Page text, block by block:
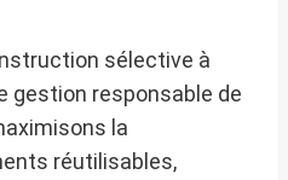
sélective à
gestion responsable de
la
réutilisables,